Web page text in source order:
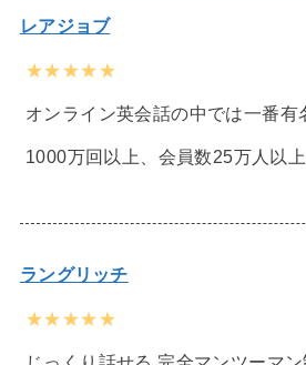
レアジョブ
★★★★★
オンライン英会話の中では一番有
1000万回以上、会員数25万人以上
ラングリッチ
★★★★★